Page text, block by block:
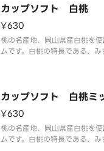
カップソフト 白桃
¥630
桃の名産地、岡山県産白桃を
ムです。白桃の特長である、
カップソフト 白桃ミ
¥630
桃の名産地、岡山県産白桃を
ムです。白桃の特長である、